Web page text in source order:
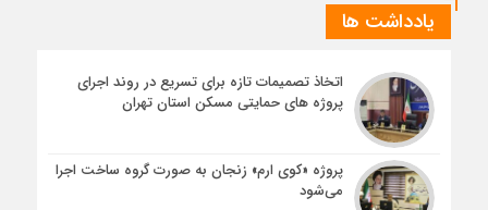
یادداشت ها
اتخاذ تصمیمات تازه برای تسریع در روند اجرای
پروژه های حمایتی مسکن استان تهران
پروژه «کوی ارم» زنجان به صورت گروه ساخت اجرا
می‌شود